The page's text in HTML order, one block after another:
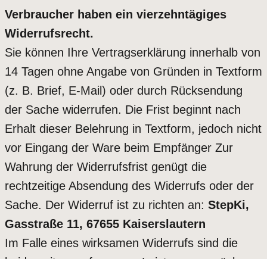
Verbraucher haben ein vierzehntägiges
Widerrufsrecht.
Sie können Ihre Vertragserklärung innerhalb von
14 Tagen ohne Angabe von Gründen in Textform
(z. B. Brief, E-Mail) oder durch Rücksendung
der Sache widerrufen. Die Frist beginnt nach
Erhalt dieser Belehrung in Textform, jedoch nicht
vor Eingang der Ware beim Empfänger Zur
Wahrung der Widerrufsfrist genügt die
rechtzeitige Absendung des Widerrufs oder der
Sache. Der Widerruf ist zu richten an: StepKi,
Gasstraße 11, 67655 Kaiserslautern
Im Falle eines wirksamen Widerrufs sind die